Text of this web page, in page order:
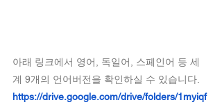
아래 링크에서 영어, 독일어, 스페인어 등 세
계 9개의 언어버전을 확인하실 수 있습니다.
https://drive.google.com/drive/folders/1myiqf